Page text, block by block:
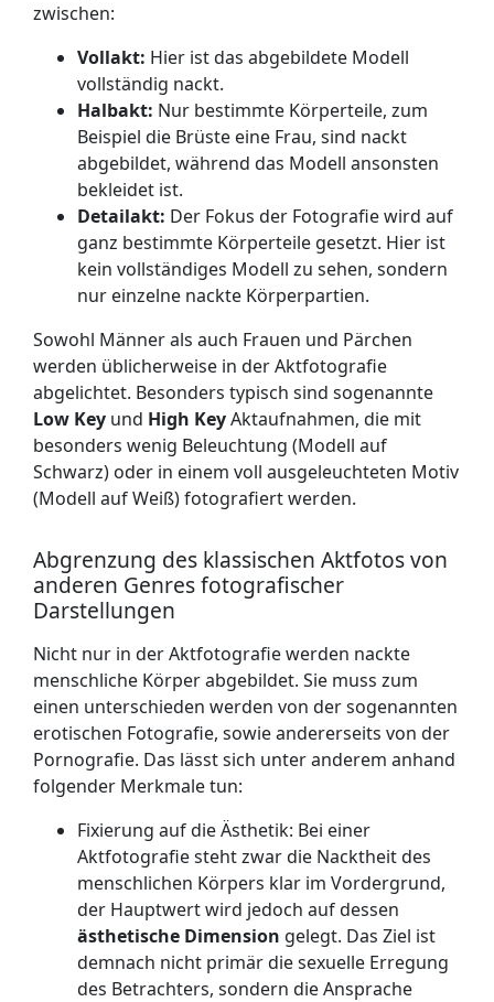
zwischen:
Vollakt: Hier ist das abgebildete Modell
vollständig nackt.
Halbakt: Nur bestimmte Körperteile, zum
Beispiel die Brüste eine Frau, sind nackt
abgebildet, während das Modell ansonsten
bekleidet ist.
Detailakt: Der Fokus der Fotografie wird auf
ganz bestimmte Körperteile gesetzt. Hier ist
kein vollständiges Modell zu sehen, sondern
nur einzelne nackte Körperpartien.
Sowohl Männer als auch Frauen und Pärchen
werden üblicherweise in der Aktfotografie
abgelichtet. Besonders typisch sind sogenannte
Low Key und High KeyAktaufnahmen, die mit
besonders wenig Beleuchtung (Modell auf
Schwarz) oder in einem voll ausgeleuchteten Motiv
(Modell auf Weiß) fotografiert werden.
Abgrenzung des klassischen Aktfotos von
anderen Genres fotografischer
Darstellungen
Nicht nur in der Aktfotografie werden nackte
menschliche Körper abgebildet. Sie muss zum
einen unterschieden werden von der sogenannten
erotischen Fotografie, sowie andererseits von der
Pornografie. Das lässt sich unter anderem anhand
folgender Merkmale tun:
Fixierung auf die Ästhetik: Bei einer
Aktfotografie steht zwar die Nacktheit des
menschlichen Körpers klar im Vordergrund,
der Hauptwert wird jedoch auf dessen
ästhetische Dimension gelegt. Das Ziel ist
demnach nicht primär die sexuelle Erregung
des Betrachters, sondern die Ansprache